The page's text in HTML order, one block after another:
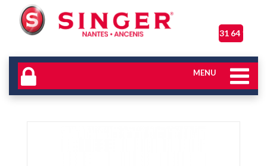
06 31 64 17 04
MENU